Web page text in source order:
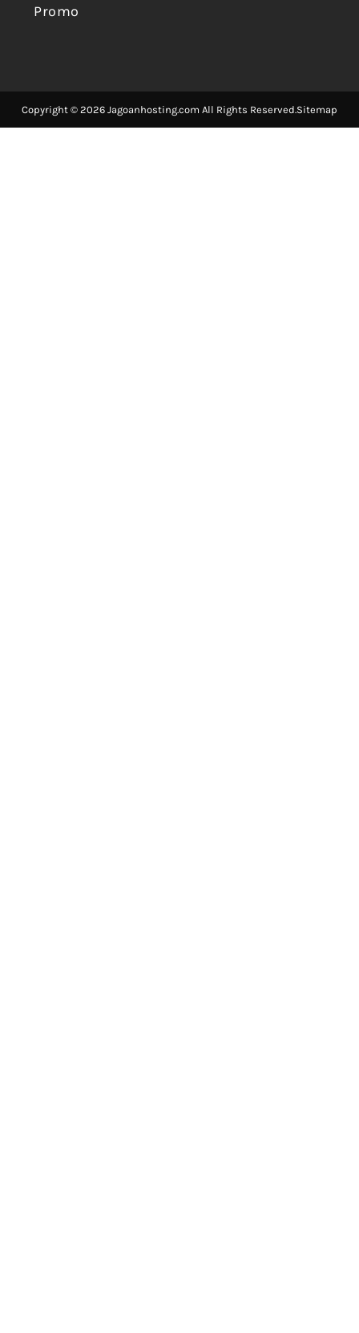
Promo
Copyright © 2026 Jagoanhosting.com All Rights Reserved.Sitemap